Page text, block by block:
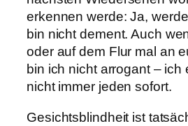
erkennen werde: Ja,
bin nicht dement. Auch
oder auf dem Flur mal an
bin ich nicht arrogant – ich
nicht immer jeden sofort.
Gesichtsblindheit ist